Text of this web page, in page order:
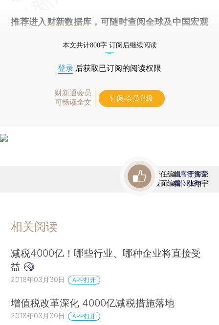
推荐进入 财新数据库 ，可随时查阅全球及中国宏观
本文共计800字 订阅后继续阅读
登录 后获取已订阅的阅读权限
财新通会员
可畅读全文
订阅/会员升级
责任编辑：于海荣
版面编辑：张翔宇
首席赞赏官
虚位以待
相关阅读
减税4000亿！哪些行业、哪种企业将直接受
益
2018年03月30日 APP打开
增值税改革深化 4000亿减税措施落地
2018年03月30日 APP打开